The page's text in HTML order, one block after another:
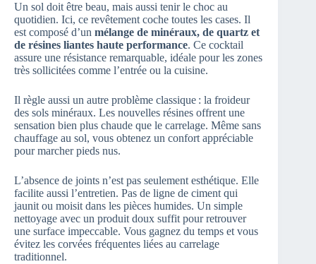
Un sol doit être beau, mais aussi tenir le choc au
quotidien. Ici, ce revêtement coche toutes les cases. Il
est composé d’un mélange de minéraux, de quartz et
de résines liantes haute performance. Ce cocktail
assure une résistance remarquable, idéale pour les zones
très sollicitées comme l’entrée ou la cuisine.
Il règle aussi un autre problème classique : la froideur
des sols minéraux. Les nouvelles résines offrent une
sensation bien plus chaude que le carrelage. Même sans
chauffage au sol, vous obtenez un confort appréciable
pour marcher pieds nus.
L’absence de joints n’est pas seulement esthétique. Elle
facilite aussi l’entretien. Pas de ligne de ciment qui
jaunit ou moisit dans les pièces humides. Un simple
nettoyage avec un produit doux suffit pour retrouver
une surface impeccable. Vous gagnez du temps et vous
évitez les corvées fréquentes liées au carrelage
traditionnel.